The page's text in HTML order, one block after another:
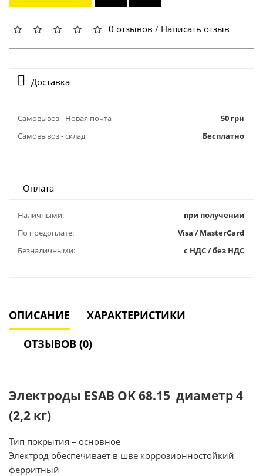
0 отзывов / Написать отзыв
Доставка
Самовывоз - Новая почта
50 грн
Самовывоз - склад
Бесплатно
Оплата
Наличными:
при получении
По предоплате:
Visa / MasterCard
Безналичными:
с НДС / без НДС
ОПИСАНИЕ ХАРАКТЕРИСТИКИ
ОТЗЫВОВ (0)
Электроды ESAB OK 68.15 диаметр 4
(2,2 кг)
Тип покрытия – основное
Электрод обеспечивает в шве коррозионностойкий
ферритный